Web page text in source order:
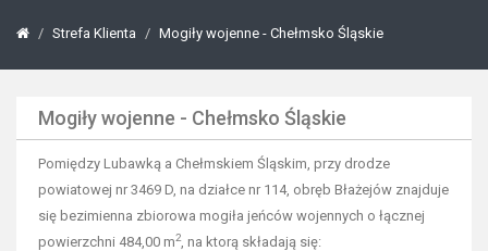
Strefa Klienta Mogiły wojenne - Chełmsko Śląskie
Mogiły wojenne - Chełmsko Śląskie
Pomiędzy Lubawką a Chełmskiem Śląskim, przy drodze
powiatowej nr 3469 D, na działce nr 114, obręb Błażejów znajduje
się bezimienna zbiorowa mogiła jeńców wojennych o łącznej
powierzchni 484,00 m2, na ktorą składają się: